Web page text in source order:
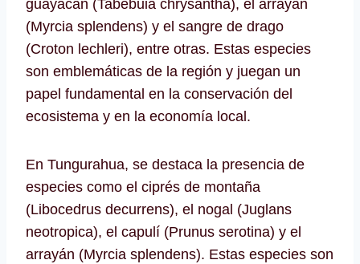
guayacán (Tabebuia chrysantha), el arrayán
(Myrcia splendens) y el sangre de drago
(Croton lechleri), entre otras. Estas especies
son emblemáticas de la región y juegan un
papel fundamental en la conservación del
ecosistema y en la economía local.
En Tungurahua, se destaca la presencia de
especies como el ciprés de montaña
(Libocedrus decurrens), el nogal (Juglans
neotropica), el capulí (Prunus serotina) y el
arrayán (Myrcia splendens). Estas especies son